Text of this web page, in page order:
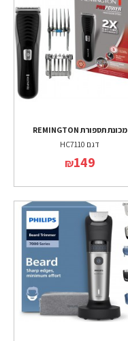
מכונת תספורת REMINGTON
דגם HC7110
₪149